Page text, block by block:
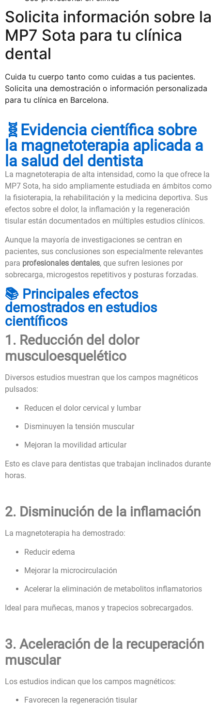
Solicita información sobre la
MP7 Sota para tu clínica
dental
Cuida tu cuerpo tanto como cuidas a tus pacientes.
Solicita una demostración o información personalizada
para tu clínica en Barcelona.
🧬Evidencia científica sobre
la magnetoterapia aplicada a
la salud del dentista
La magnetoterapia de alta intensidad, como la que ofrece la
MP7 Sota, ha sido ampliamente estudiada en ámbitos como
la fisioterapia, la rehabilitación y la medicina deportiva. Sus
efectos sobre el dolor, la inflamación y la regeneración
tisular están documentados en múltiples estudios clínicos.
Aunque la mayoría de investigaciones se centran en
pacientes, sus conclusiones son especialmente relevantes
para profesionales dentales, que sufren lesiones por
sobrecarga, microgestos repetitivos y posturas forzadas.
📚 Principales efectos
demostrados en estudios
científicos
1. Reducción del dolor
musculoesquelético
Diversos estudios muestran que los campos magnéticos
pulsados:
Reducen el dolor cervical y lumbar
Disminuyen la tensión muscular
Mejoran la movilidad articular
Esto es clave para dentistas que trabajan inclinados durante
horas.
2. Disminución de la inflamación
La magnetoterapia ha demostrado:
Reducir edema
Mejorar la microcirculación
Acelerar la eliminación de metabolitos inflamatorios
Ideal para muñecas, manos y trapecios sobrecargados.
3. Aceleración de la recuperación
muscular
Los estudios indican que los campos magnéticos:
Favorecen la regeneración tisular